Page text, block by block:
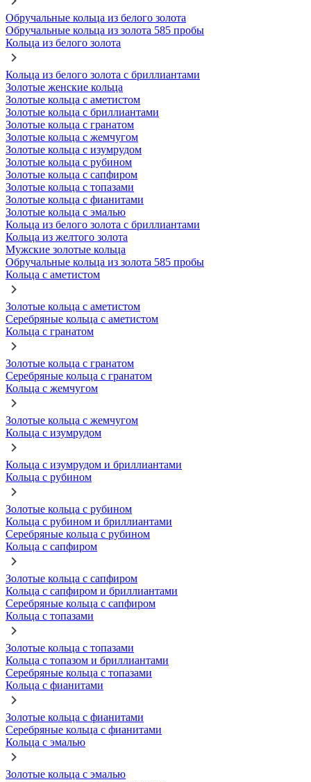
Обручальные кольца из белого золота
Обручальные кольца из золота 585 пробы
Кольца из белого золота
Кольца из белого золота с бриллиантами
Золотые женские кольца
Золотые кольца с аметистом
Золотые кольца с бриллиантами
Золотые кольца с гранатом
Золотые кольца с жемчугом
Золотые кольца с изумрудом
Золотые кольца с рубином
Золотые кольца с сапфиром
Золотые кольца с топазами
Золотые кольца с фианитами
Золотые кольца с эмалью
Кольца из белого золота с бриллиантами
Кольца из желтого золота
Мужские золотые кольца
Обручальные кольца из золота 585 пробы
Кольца с аметистом
Золотые кольца с аметистом
Серебряные кольца с аметистом
Кольца с гранатом
Золотые кольца с гранатом
Серебряные кольца с гранатом
Кольца с жемчугом
Золотые кольца с жемчугом
Кольца с изумрудом
Кольца с изумрудом и бриллиантами
Кольца с рубином
Золотые кольца с рубином
Кольца с рубином и бриллиантами
Серебряные кольца с рубином
Кольца с сапфиром
Золотые кольца с сапфиром
Кольца с сапфиром и бриллиантами
Серебряные кольца с сапфиром
Кольца с топазами
Золотые кольца с топазами
Кольца с топазом и бриллиантами
Серебряные кольца с топазами
Кольца с фианитами
Золотые кольца с фианитами
Серебряные кольца с фианитами
Кольца с эмалью
Золотые кольца с эмалью